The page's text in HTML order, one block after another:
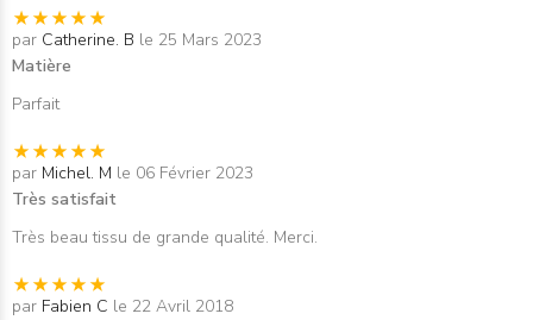
par Catherine. B le 25 Mars 2023
Matière
Parfait
par Michel. M le 06 Février 2023
Très satisfait
Très beau tissu de grande qualité. Merci.
par Fabien C le 22 Avril 2018